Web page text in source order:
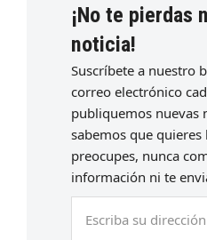
¡No te pierdas
noticia!
Suscríbete a nuestro
correo electrónico
publiquemos nuevas
sabemos que quieres
preocupes, nunca
información ni te